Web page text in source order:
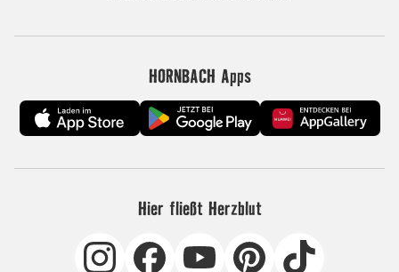
HORNBACH Apps
Hier fließt Herzblut